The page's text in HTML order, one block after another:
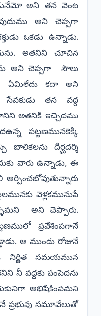
అని తన వెంట
అని చెప్పగా
ఒకడు ఉన్నాడు.
అతనిని చూచిన
అని చెప్పగా సౌలు
ఏమిలేదు కదా అని
తన వద్ద
అతనికి ఇచ్చెదము
పట్టణమునకెక్కి
బాలికలను దీర్ఘదర్శి
వారు ఉన్నాడు, ఈ
వెళ్లకమునుపే
అని చెప్పారు.
ప్రవేశింపగానే
ఆ ముందు రోజునే
నిర్ణిత సమయమున
నీ వద్దకు పంపెదను
అభిషేకింపమని
ప్రభువు సమూవేలుతో